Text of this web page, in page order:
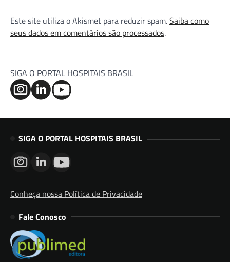
Este site utiliza o Akismet para reduzir spam.Saiba como
seus dados em comentários são processados.
SIGA O PORTAL HOSPITAIS BRASIL
SIGA O PORTAL HOSPITAIS BRASIL
Conheça nossa Política de Privacidade
Fale Conosco